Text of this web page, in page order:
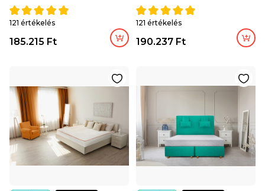
121 értékelés
185.215 Ft
121 értékelés
190.237 Ft